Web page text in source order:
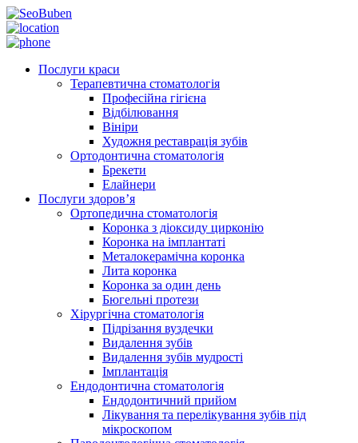
Послуги краси
Терапевтична стоматологія
Професійна гігієна
Відбілювання
Вініри
Художня реставрація зубів
Ортодонтична стоматологія
Брекети
Елайнери
Послуги здоров’я
Ортопедична стоматологія
Коронка з діоксиду цирконію
Коронка на імплантаті
Металокерамічна коронка
Лита коронка
Коронка за один день
Бюгельні протези
Хірургічна стоматологія
Підрізання вуздечки
Видалення зубів
Видалення зубів мудрості
Імплантація
Ендодонтична стоматологія
Ендодонтичний прийом
Лікування та перелікування зубів під
мікроскопом